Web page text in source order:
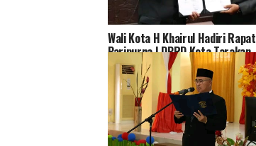
Wali Kota H Khairul Hadiri Rapat
Paripurna I DPRD Kota Tarakan